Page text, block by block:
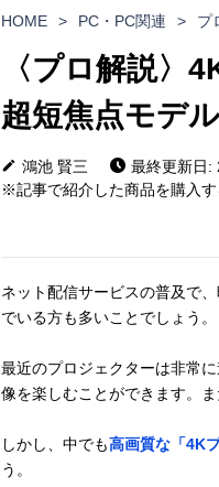
HOME > PC・PC関連 > プ
〈プロ解説〉
超短焦点モデ
鴻池 賢三
最終更新日:
※記事で紹介した商品を購入す
ネット配信サービスの普及で
でいる方も多いことでしょう。
最近のプロジェクターは非常
像を楽しむことができます。
しかし、中でも高画質な「4K
う。